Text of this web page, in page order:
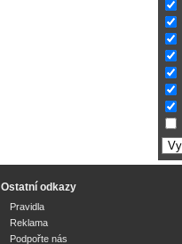
Ostatní odkazy
Pravidla
Reklama
Podpořte nás